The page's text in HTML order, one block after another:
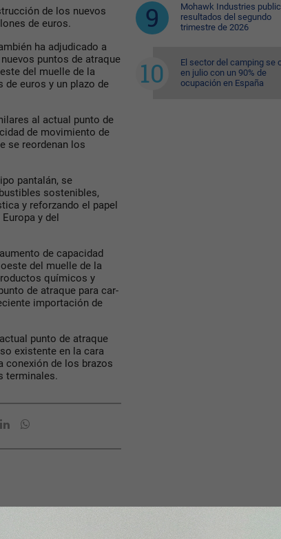
de los nuevos
de euros.
ha adjudicado a
puntos de atraque
del muelle de la
de euros y un plazo de
al actual punto de
de movimiento de
se reordenan los
pantalán, se
sostenibles,
y reforzando el papel
y del
de capacidad
del muelle de la
químicos y
de atraque para car-
importación de
punto de atraque
existente en la cara
conexión de los brazos
terminales.
Mohawk Industries
resultados del segundo
trimestre de 2026
El sector del camping se
en julio con un 90% de
ocupación en España